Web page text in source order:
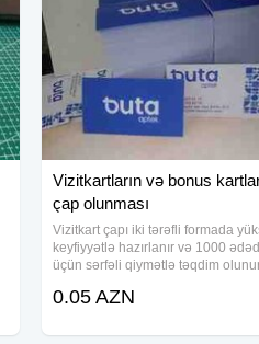
Vizitkartların və bonus
çap olunması
Vizitkart çapı iki tərəfli formada
keyfiyyətlə hazırlanır və 1000 ədəd
üçün sərfəli qiymətlə təqdim
keçirilir, dizayn hazırlanır, uyğun
0.05 AZN